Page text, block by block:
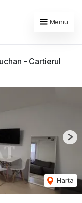
Meniu
- Cartierul
Harta